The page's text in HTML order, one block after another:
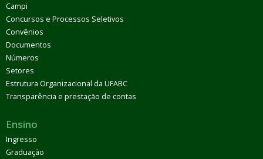
Campi
Concursos e Processos Seletivos
Convênios
Documentos
Números
Setores
Estrutura Organizacional da UFABC
Transparência e prestação de contas
Ensino
Ingresso
Graduação